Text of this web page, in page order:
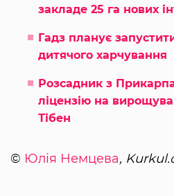
закладе 25 га нових
Гадз планує
дитячого харчування
Розсадник з
ліцензію на
Тібен
© Юлія Немцева,